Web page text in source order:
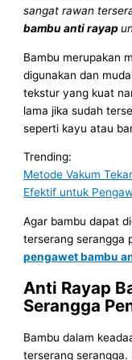
sangat rawan
bambuanti rayap
Bambu merupakan
digunakan dan
tekstur yang kuat
lama jika sudah
seperti kayu atau
Trending:
Metode Vakum
Efektif untuk
Agar bambu dapat
terserang serangga
pengawet bambu
Anti Rayap
Serangga
Bambu dalam
terserang